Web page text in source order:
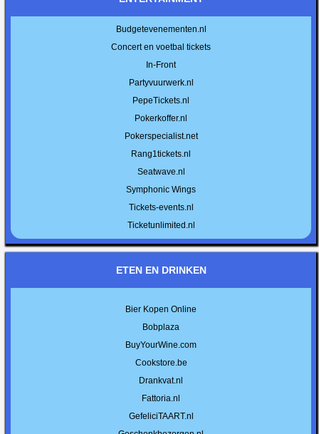
Budgetevenementen.nl
Concert en voetbal tickets
In-Front
Partyvuurwerk.nl
PepeTickets.nl
Pokerkoffer.nl
Pokerspecialist.net
Rang1tickets.nl
Seatwave.nl
Symphonic Wings
Tickets-events.nl
Ticketunlimited.nl
ETEN EN DRINKEN
Bier Kopen Online
Bobplaza
BuyYourWine.com
Cookstore.be
Drankvat.nl
Fattoria.nl
GefeliciTAART.nl